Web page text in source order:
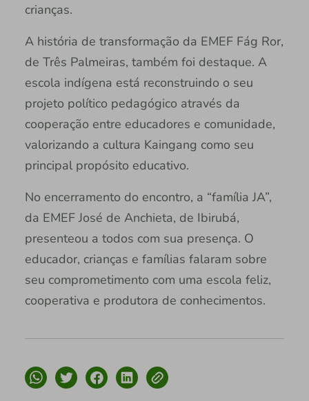
crianças.
A história de transformação da EMEF Fág Ror,
de Três Palmeiras, também foi destaque. A
escola indígena está reconstruindo o seu
projeto político pedagógico através da
cooperação entre educadores e comunidade,
valorizando a cultura Kaingang como seu
principal propósito educativo.
No encerramento do encontro, a “família JA”,
da EMEF José de Anchieta, de Ibirubá,
presenteou a todos com sua presença. O
educador, crianças e famílias falaram sobre
seu comprometimento com uma escola feliz,
cooperativa e produtora de conhecimentos.